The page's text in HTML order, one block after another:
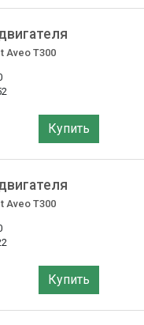
Aveo T300
Купить
Aveo T300
Купить